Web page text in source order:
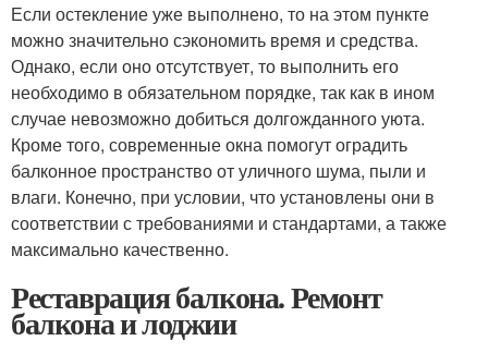
Если остекление уже выполнено, то на этом пункте
можно значительно сэкономить время и средства.
Однако, если оно отсутствует, то выполнить его
необходимо в обязательном порядке, так как в ином
случае невозможно добиться долгожданного уюта.
Кроме того, современные окна помогут оградить
балконное пространство от уличного шума, пыли и
влаги. Конечно, при условии, что установлены они в
соответствии с требованиями и стандартами, а также
максимально качественно.
Реставрация балкона. Ремонт
балкона и лоджии